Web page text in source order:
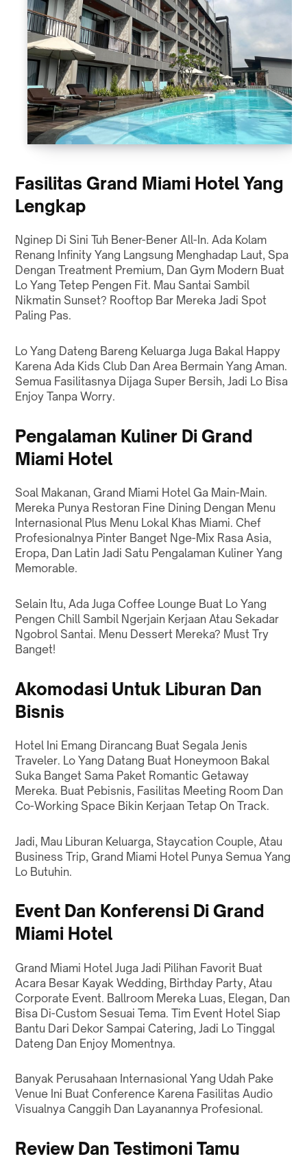
Fasilitas Grand Miami Hotel Yang
Lengkap
Nginep Di Sini Tuh Bener-Bener All-In. Ada Kolam
Renang Infinity Yang Langsung Menghadap Laut, Spa
Dengan Treatment Premium, Dan Gym Modern Buat
Lo Yang Tetep Pengen Fit. Mau Santai Sambil
Nikmatin Sunset? Rooftop Bar Mereka Jadi Spot
Paling Pas.
Lo Yang Dateng Bareng Keluarga Juga Bakal Happy
Karena Ada Kids Club Dan Area Bermain Yang Aman.
Semua Fasilitasnya Dijaga Super Bersih, Jadi Lo Bisa
Enjoy Tanpa Worry.
Pengalaman Kuliner Di Grand
Miami Hotel
Soal Makanan, Grand Miami Hotel Ga Main-Main.
Mereka Punya Restoran Fine Dining Dengan Menu
Internasional Plus Menu Lokal Khas Miami. Chef
Profesionalnya Pinter Banget Nge-Mix Rasa Asia,
Eropa, Dan Latin Jadi Satu Pengalaman Kuliner Yang
Memorable.
Selain Itu, Ada Juga Coffee Lounge Buat Lo Yang
Pengen Chill Sambil Ngerjain Kerjaan Atau Sekadar
Ngobrol Santai. Menu Dessert Mereka? Must Try
Banget!
Akomodasi Untuk Liburan Dan
Bisnis
Hotel Ini Emang Dirancang Buat Segala Jenis
Traveler. Lo Yang Datang Buat Honeymoon Bakal
Suka Banget Sama Paket Romantic Getaway
Mereka. Buat Pebisnis, Fasilitas Meeting Room Dan
Co-Working Space Bikin Kerjaan Tetap On Track.
Jadi, Mau Liburan Keluarga, Staycation Couple, Atau
Business Trip, Grand Miami Hotel Punya Semua Yang
Lo Butuhin.
Event Dan Konferensi Di Grand
Miami Hotel
Grand Miami Hotel Juga Jadi Pilihan Favorit Buat
Acara Besar Kayak Wedding, Birthday Party, Atau
Corporate Event. Ballroom Mereka Luas, Elegan, Dan
Bisa Di-Custom Sesuai Tema. Tim Event Hotel Siap
Bantu Dari Dekor Sampai Catering, Jadi Lo Tinggal
Dateng Dan Enjoy Momentnya.
Banyak Perusahaan Internasional Yang Udah Pake
Venue Ini Buat Conference Karena Fasilitas Audio
Visualnya Canggih Dan Layanannya Profesional.
Review Dan Testimoni Tamu